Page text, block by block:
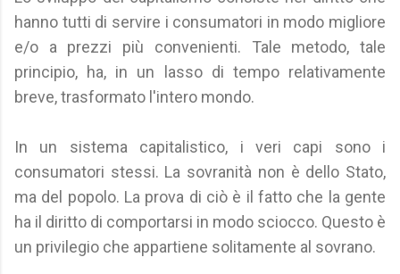
hanno tutti di servire i consumatori in modo migliore
e/o a prezzi più convenienti. Tale metodo, tale
principio, ha, in un lasso di tempo relativamente
breve, trasformato l'intero mondo.
In un sistema capitalistico, i veri capi sono i
consumatori stessi. La sovranità non è dello Stato,
ma del popolo. La prova di ciò è il fatto che la gente
ha il diritto di comportarsi in modo sciocco. Questo è
un privilegio che appartiene solitamente al sovrano.